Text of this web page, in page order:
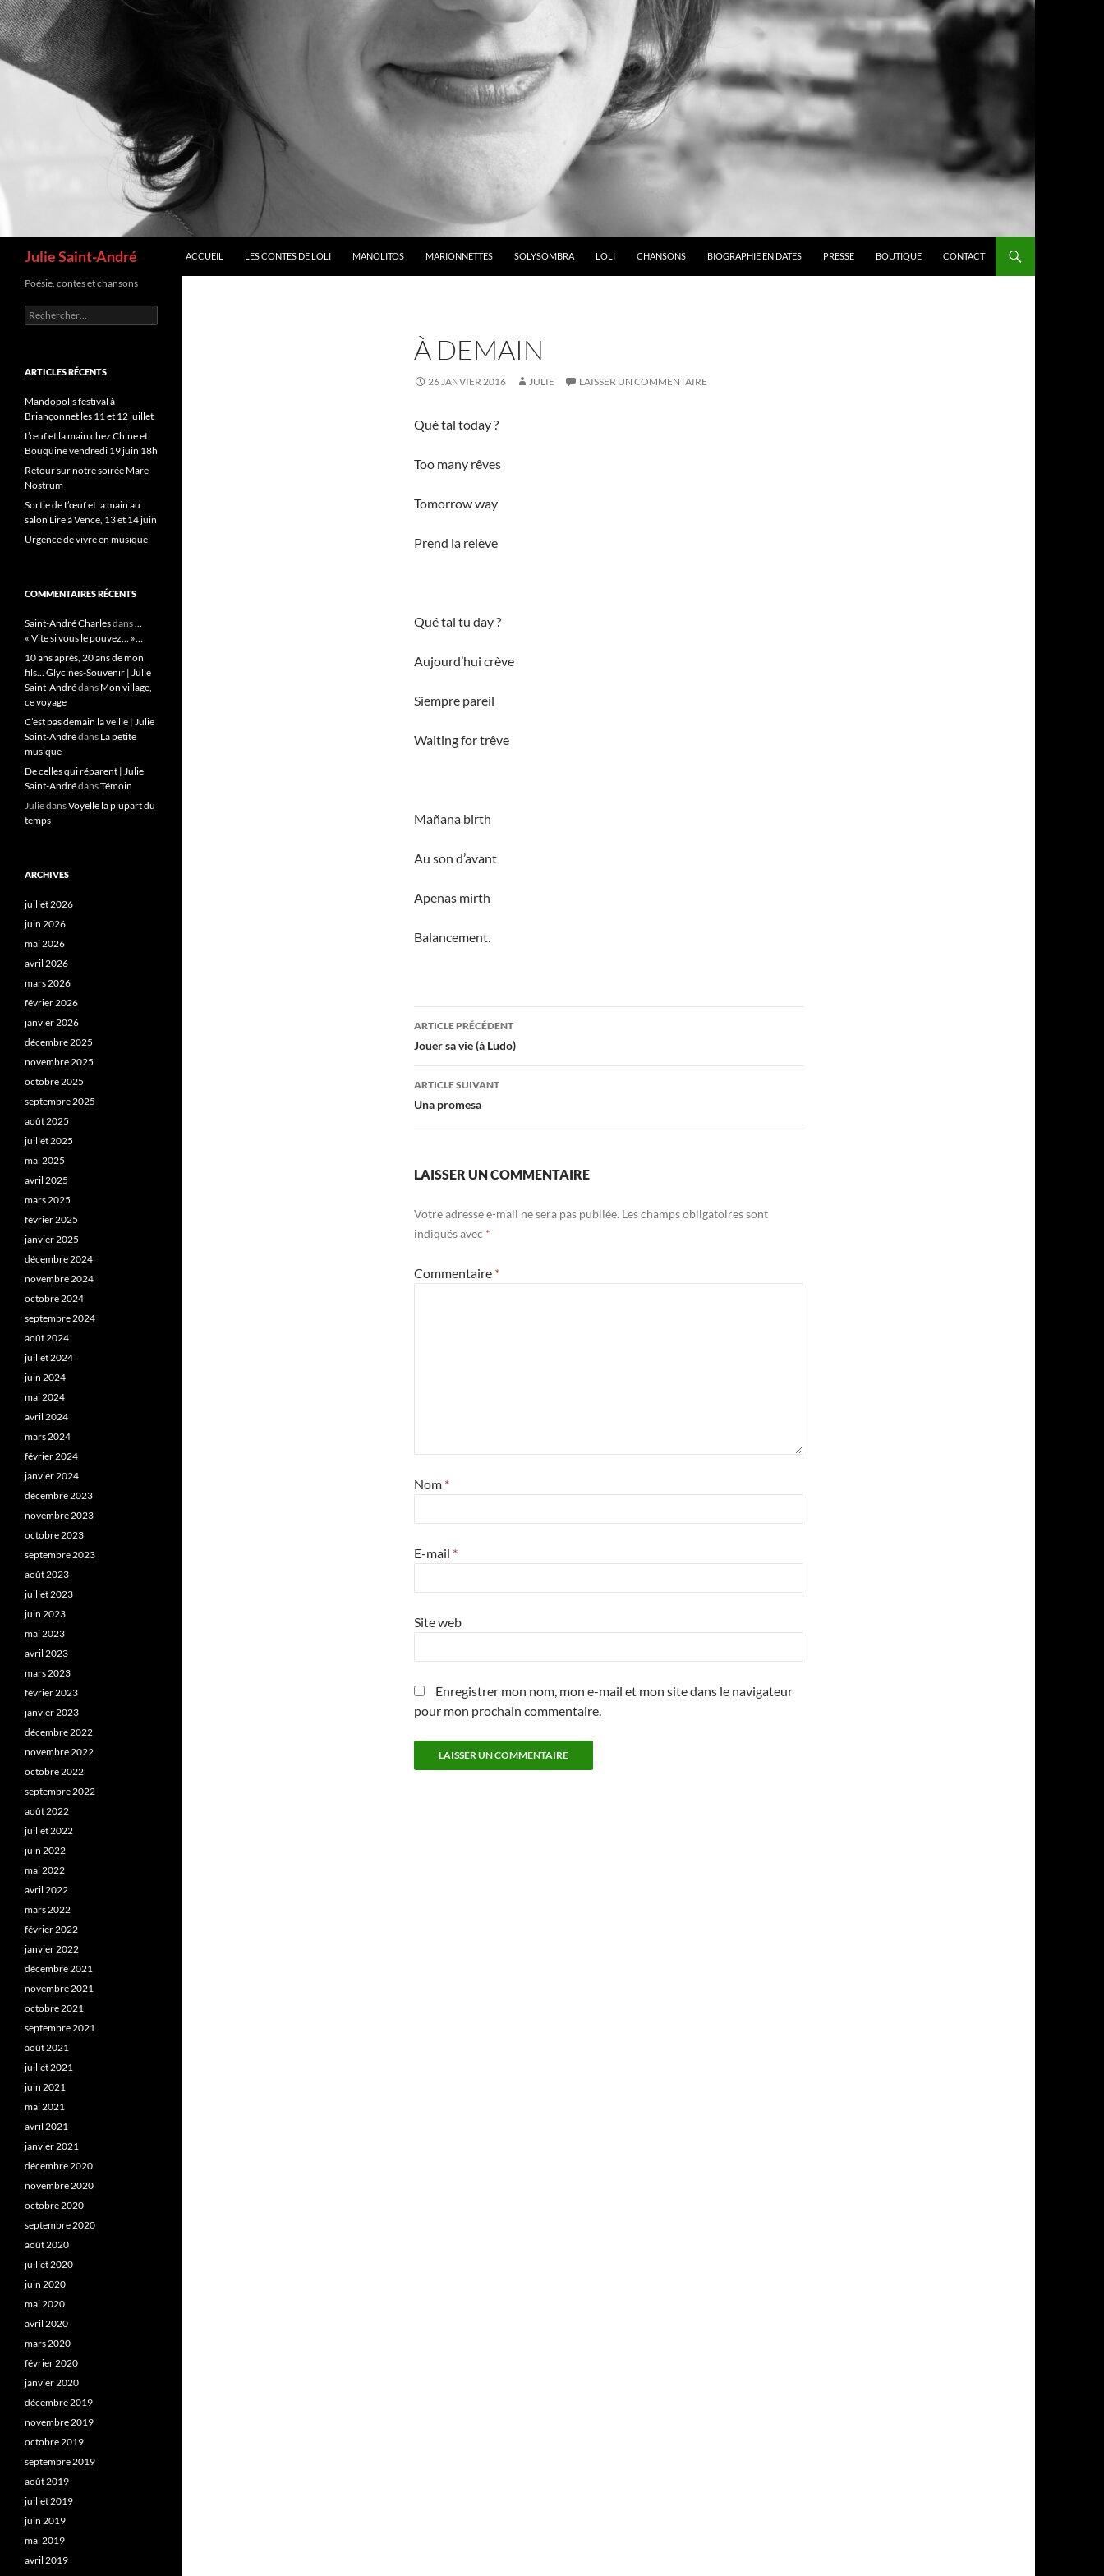
Julie Saint-André ACCUEIL LES CONTES DE LOLI MANOLITOS MARIONNETTES SOLYSOMBRA LOLI CHANSONS BIOGRAPHIE EN DATES PRESSE BOUTIQUE CONTACT
À DEMAIN
26 JANVIER 2016 JULIE LAISSER UN COMMENTAIRE
Qué tal today ?
Too many rêves
Tomorrow way
Prend la relève
Qué tal tu day ?
Aujourd’hui crève
Siempre pareil
Waiting for trêve
Mañana birth
Au son d’avant
Apenas mirth
Balancement.
Navigation
des
articles
ARTICLE PRÉCÉDENT
Jouer sa vie (à Ludo)
ARTICLE SUIVANT
Una promesa
LAISSER UN COMMENTAIRE
Votre adresse e-mail ne sera pas publiée. Les champs obligatoires sont
indiqués avec *
Commentaire *
Nom *
E-mail *
Site web
Enregistrer mon nom, mon e-mail et mon site dans le navigateur
pour mon prochain commentaire.
Poésie, contes et chansons
Rechercher :
ARTICLES RÉCENTS
Mandopolis festival à
Briançonnet les 11 et 12 juillet
L’œuf et la main chez Chine et
Bouquine vendredi 19 juin 18h
Retour sur notre soirée Mare
Nostrum
Sortie de L’œuf et la main au
salon Lire à Vence, 13 et 14 juin
Urgence de vivre en musique
COMMENTAIRES RÉCENTS
Saint-André Charlesdans…
« Vite si vous le pouvez… »…
10 ans après, 20 ans de mon
fils… Glycines-Souvenir | Julie
Saint-Andrédans Mon village,
ce voyage
C’est pas demain la veille | Julie
Saint-Andrédans La petite
musique
De celles qui réparent | Julie
Saint-AndrédansTémoin
JuliedansVoyelle la plupart du
temps
ARCHIVES
juillet 2026
juin 2026
mai 2026
avril 2026
mars 2026
février 2026
janvier 2026
décembre 2025
novembre 2025
octobre 2025
septembre 2025
août 2025
juillet 2025
mai 2025
avril 2025
mars 2025
février 2025
janvier 2025
décembre 2024
novembre 2024
octobre 2024
septembre 2024
août 2024
juillet 2024
juin 2024
mai 2024
avril 2024
mars 2024
février 2024
janvier 2024
décembre 2023
novembre 2023
octobre 2023
septembre 2023
août 2023
juillet 2023
juin 2023
mai 2023
avril 2023
mars 2023
février 2023
janvier 2023
décembre 2022
novembre 2022
octobre 2022
septembre 2022
août 2022
juillet 2022
juin 2022
mai 2022
avril 2022
mars 2022
février 2022
janvier 2022
décembre 2021
novembre 2021
octobre 2021
septembre 2021
août 2021
juillet 2021
juin 2021
mai 2021
avril 2021
janvier 2021
décembre 2020
novembre 2020
octobre 2020
septembre 2020
août 2020
juillet 2020
juin 2020
mai 2020
avril 2020
mars 2020
février 2020
janvier 2020
décembre 2019
novembre 2019
octobre 2019
septembre 2019
août 2019
juillet 2019
juin 2019
mai 2019
avril 2019